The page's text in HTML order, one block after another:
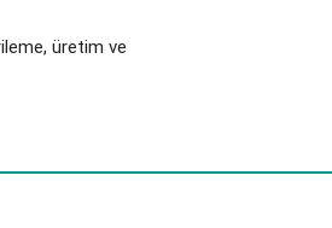
üretim ve